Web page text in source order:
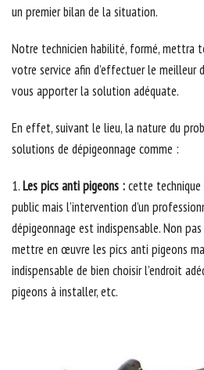
un premier bilan de la situation.
Notre technicien habilité, formé, mettra
votre service afin d’effectuer le meilleur
vous apporter la solution adéquate.
En effet, suivant le lieu, la nature du
solutions de dépigeonnage comme :
1.Les pics anti pigeons :cette technique
public mais l’intervention d’un
dépigeonnage est indispensable. Non
mettre en œuvre les pics anti pigeons
indispensable de bien choisir l’endroit
pigeons à installer, etc.